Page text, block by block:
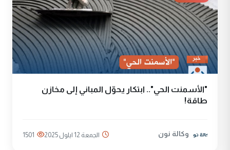
"الأسمنت الحي".. ابتكار يحوّل المباني إلى مخازن
طاقة!
وكالة نون الجمعة 12 ايلول 2025 1501